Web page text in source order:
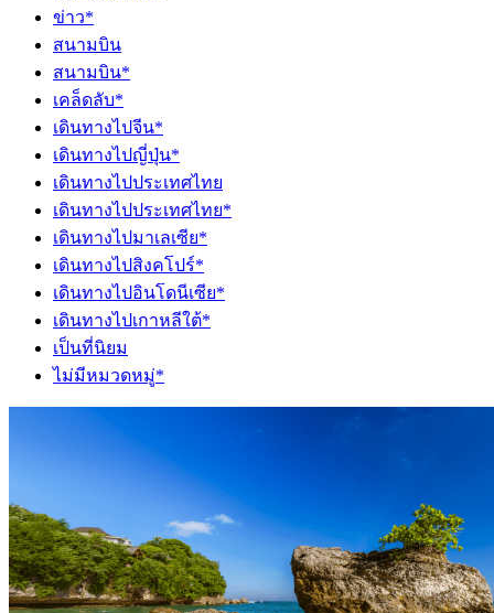
ข่าว*
สนามบิน
สนามบิน*
เคล็ดลับ*
เดินทางไปจีน*
เดินทางไปญี่ปุ่น*
เดินทางไปประเทศไทย
เดินทางไปประเทศไทย*
เดินทางไปมาเลเซีย*
เดินทางไปสิงคโปร์*
เดินทางไปอินโดนีเซีย*
เดินทางไปเกาหลีใต้*
เป็นที่นิยม
ไม่มีหมวดหมู่*